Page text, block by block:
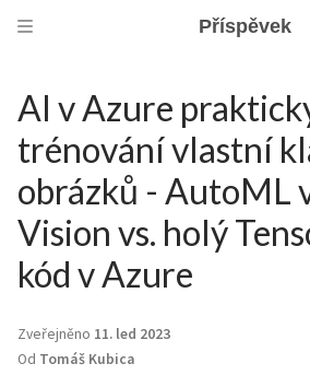
Příspěvek
AI v Azure
trénování vlastní
obrázků - AutoML
Vision vs. holý
kód v Azure
Zveřejněno 11. led 2023
Od Tomáš Kubica